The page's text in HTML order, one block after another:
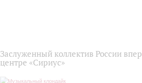
Заслуженный коллектив России
центре «Сириус»